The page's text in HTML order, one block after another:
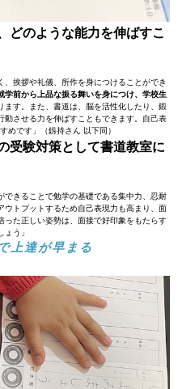
どのような能力を伸ばすこ
、挨拶や礼儀、所作を身につけることができ
学前から上品な振る舞いを身につけ、学校生
ます。また、書道は、脳を活性化したり、鍛
動させる力を伸ばすこともできます。自己表
めです」（釼持さん 以下同）
受験対策として書道教室に
できることで勉学の基礎である集中力、忍耐
ウトプットするため自己表現力も高まり、面
た正しい姿勢は、面接で好印象をもたらす
ょう」
上達が早まる